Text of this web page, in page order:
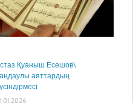
Қуаныш Есешов\
аяттардың